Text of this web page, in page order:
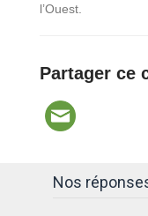
l’Ouest.
Partager ce
Nos